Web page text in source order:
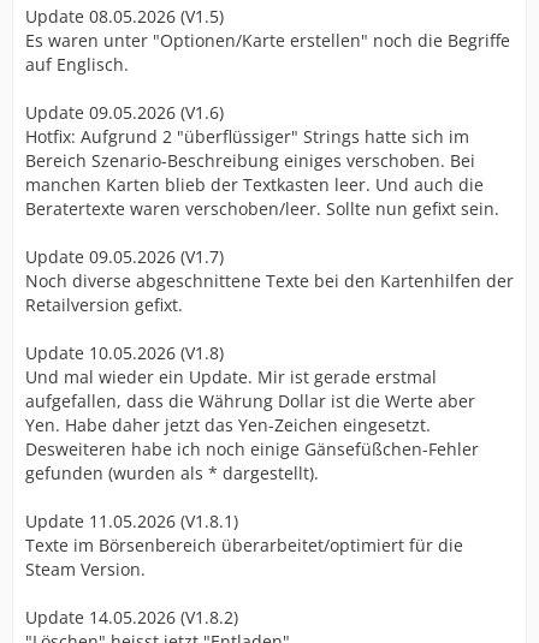
Update 08.05.2026 (V1.5)
Es waren unter "Optionen/Karte erstellen" noch die Begriffe
auf Englisch.
Update 09.05.2026 (V1.6)
Hotfix: Aufgrund 2 "überflüssiger" Strings hatte sich im
Bereich Szenario-Beschreibung einiges verschoben. Bei
manchen Karten blieb der Textkasten leer. Und auch die
Beratertexte waren verschoben/leer. Sollte nun gefixt sein.
Update 09.05.2026 (V1.7)
Noch diverse abgeschnittene Texte bei den Kartenhilfen der
Retailversion gefixt.
Update 10.05.2026 (V1.8)
Und mal wieder ein Update. Mir ist gerade erstmal
aufgefallen, dass die Währung Dollar ist die Werte aber
Yen. Habe daher jetzt das Yen-Zeichen eingesetzt.
Desweiteren habe ich noch einige Gänsefüßchen-Fehler
gefunden (wurden als * dargestellt).
Update 11.05.2026 (V1.8.1)
Texte im Börsenbereich überarbeitet/optimiert für die
Steam Version.
Update 14.05.2026 (V1.8.2)